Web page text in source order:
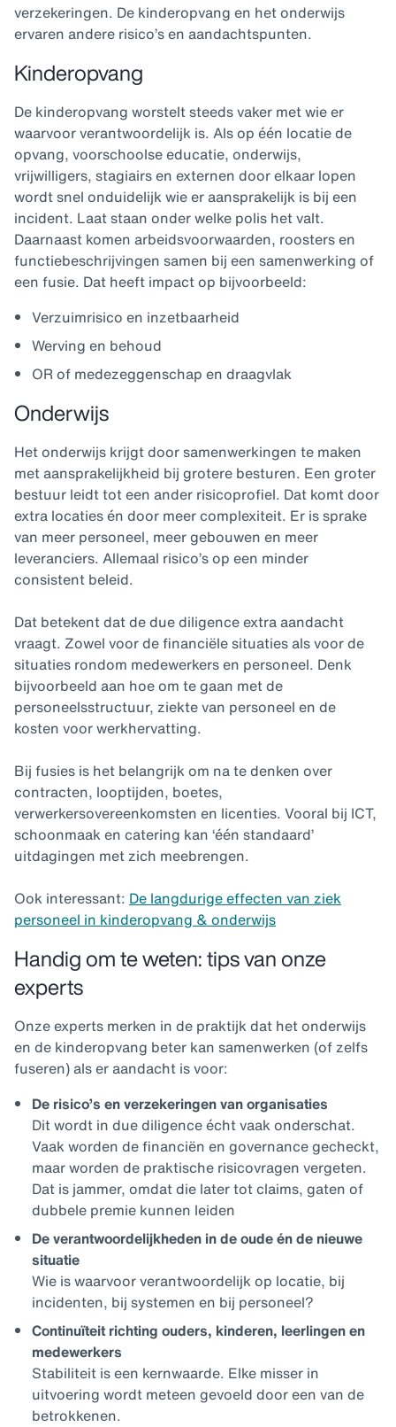
verzekeringen. De kinderopvang en het onderwijs
ervaren andere risico’s en aandachtspunten.
Kinderopvang
De kinderopvang worstelt steeds vaker met wie er
waarvoor verantwoordelijk is. Als op één locatie de
opvang, voorschoolse educatie, onderwijs,
vrijwilligers, stagiairs en externen door elkaar lopen
wordt snel onduidelijk wie er aansprakelijk is bij een
incident. Laat staan onder welke polis het valt.
Daarnaast komen arbeidsvoorwaarden, roosters en
functiebeschrijvingen samen bij een samenwerking of
een fusie. Dat heeft impact op bijvoorbeeld:
Verzuimrisico en inzetbaarheid
Werving en behoud
OR of medezeggenschap en draagvlak
Onderwijs
Het onderwijs krijgt door samenwerkingen te maken
met aansprakelijkheid bij grotere besturen. Een groter
bestuur leidt tot een ander risicoprofiel. Dat komt door
extra locaties én door meer complexiteit. Er is sprake
van meer personeel, meer gebouwen en meer
leveranciers. Allemaal risico’s op een minder
consistent beleid.
Dat betekent dat de due diligence extra aandacht
vraagt. Zowel voor de financiële situaties als voor de
situaties rondom medewerkers en personeel. Denk
bijvoorbeeld aan hoe om te gaan met de
personeelsstructuur, ziekte van personeel en de
kosten voor werkhervatting.
Bij fusies is het belangrijk om na te denken over
contracten, looptijden, boetes,
verwerkersovereenkomsten en licenties. Vooral bij ICT,
schoonmaak en catering kan ‘één standaard’
uitdagingen met zich meebrengen.
Ook interessant: De langdurige effecten van ziek
personeel in kinderopvang & onderwijs
Handig om te weten: tips van onze
experts
Onze experts merken in de praktijk dat het onderwijs
en de kinderopvang beter kan samenwerken (of zelfs
fuseren) als er aandacht is voor:
De risico’s en verzekeringen van organisaties
Dit wordt in due diligence écht vaak onderschat.
Vaak worden de financiën en governance gecheckt,
maar worden de praktische risicovragen vergeten.
Dat is jammer, omdat die later tot claims, gaten of
dubbele premie kunnen leiden
De verantwoordelijkheden in de oude én de nieuwe
situatie
Wie is waarvoor verantwoordelijk op locatie, bij
incidenten, bij systemen en bij personeel?
Continuïteit richting ouders, kinderen, leerlingen en
medewerkers
Stabiliteit is een kernwaarde. Elke misser in
uitvoering wordt meteen gevoeld door een van de
betrokkenen.